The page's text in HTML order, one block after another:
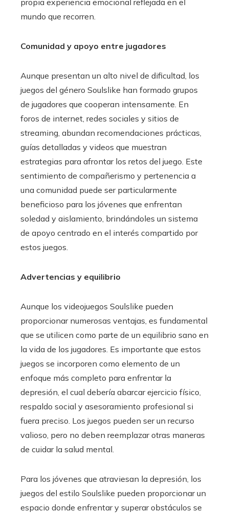
mundo que recorren.
Comunidad y apoyo entre jugadores
Aunque presentan un alto nivel de dificultad, los
juegos del género Soulslike han formado grupos
de jugadores que cooperan intensamente. En
foros de internet, redes sociales y sitios de
streaming, abundan recomendaciones prácticas,
guías detalladas y videos que muestran
estrategias para afrontar los retos del juego. Este
sentimiento de compañerismo y pertenencia a
una comunidad puede ser particularmente
beneficioso para los jóvenes que enfrentan
soledad y aislamiento, brindándoles un sistema
de apoyo centrado en el interés compartido por
estos juegos.
Advertencias y equilibrio
Aunque los videojuegos Soulslike pueden
proporcionar numerosas ventajas, es fundamental
que se utilicen como parte de un equilibrio sano en
la vida de los jugadores. Es importante que estos
juegos se incorporen como elemento de un
enfoque más completo para enfrentar la
depresión, el cual debería abarcar ejercicio físico,
respaldo social y asesoramiento profesional si
fuera preciso. Los juegos pueden ser un recurso
valioso, pero no deben reemplazar otras maneras
de cuidar la salud mental.
Para los jóvenes que atraviesan la depresión, los
juegos del estilo Soulslike pueden proporcionar un
espacio donde enfrentar y superar obstáculos se